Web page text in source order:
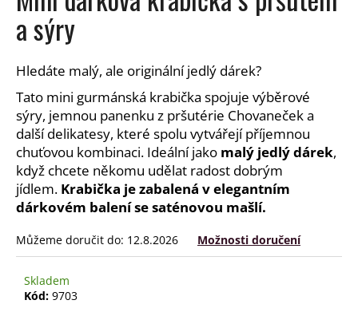
a sýry
Hledáte malý, ale originální jedlý dárek?
Tato mini gurmánská krabička spojuje výběrové
sýry, jemnou panenku z pršutérie Chovaneček a
další delikatesy, které spolu vytvářejí příjemnou
chuťovou kombinaci. Ideální jako malý jedlý dárek,
když chcete někomu udělat radost dobrým
jídlem. Krabička je zabalená v elegantním
dárkovém balení se saténovou mašlí.
Můžeme doručit do: 12.8.2026 Možnosti doručení
Skladem
Kód: 9703
a
j
í
t
?
HLEDAT
D